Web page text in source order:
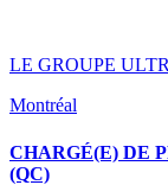
LE GROUPE
Montréal
CHARGÉ(E) DE
(QC)